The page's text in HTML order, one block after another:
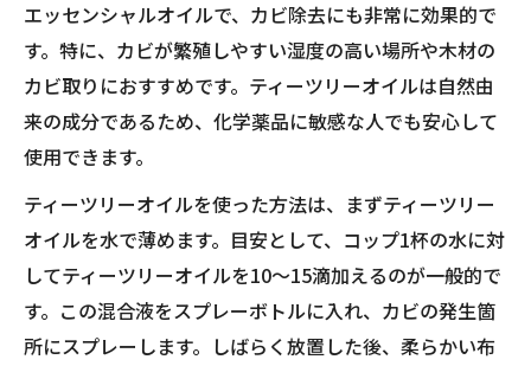
エッセンシャルオイルで、カビ除去にも非常に効果的で
す。特に、カビが繁殖しやすい湿度の高い場所や木材の
カビ取りにおすすめです。ティーツリーオイルは自然由
来の成分であるため、化学薬品に敏感な人でも安心して
使用できます。
ティーツリーオイルを使った方法は、まずティーツリー
オイルを水で薄めます。目安として、コップ1杯の水に対
してティーツリーオイルを10〜15滴加えるのが一般的で
す。この混合液をスプレーボトルに入れ、カビの発生箇
所にスプレーします。しばらく放置した後、柔らかい布